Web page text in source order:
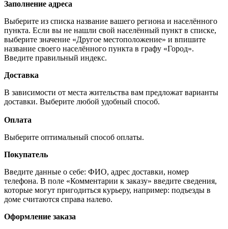
Заполнение адреса
Выберите из списка название вашего региона и населённого
пункта. Если вы не нашли свой населённый пункт в списке,
выберите значение «Другое местоположение» и впишите
название своего населённого пункта в графу «Город».
Введите правильный индекс.
Доставка
В зависимости от места жительства вам предложат варианты
доставки. Выберите любой удобный способ.
Оплата
Выберите оптимальный способ оплаты.
Покупатель
Введите данные о себе: ФИО, адрес доставки, номер
телефона. В поле «Комментарии к заказу» введите сведения,
которые могут пригодиться курьеру, например: подъезды в
доме считаются справа налево.
Оформление заказа